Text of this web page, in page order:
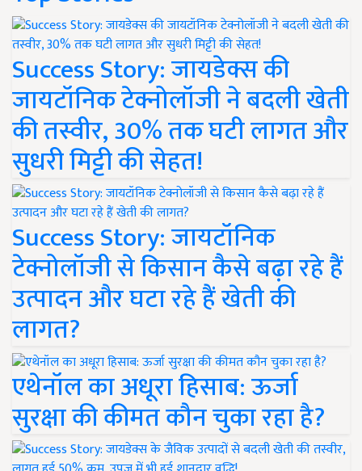
Success Story: जायडेक्स की
जायटॉनिक टेक्नोलॉजी ने बदली खेती
की तस्वीर, 30% तक घटी लागत और
सुधरी मिट्टी की सेहत!
Success Story: जायटॉनिक
टेक्नोलॉजी से किसान कैसे बढ़ा रहे हैं
उत्पादन और घटा रहे हैं खेती की
लागत?
एथेनॉल का अधूरा हिसाब: ऊर्जा
सुरक्षा की कीमत कौन चुका रहा है?